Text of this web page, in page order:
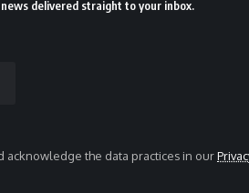
delivered straight to your inbox.
acknowledge the data practices in our